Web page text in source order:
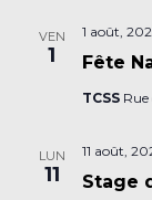
VEN
1 Fête
1 août,
TCSS Rue
LUN
11 Stage
11 août,